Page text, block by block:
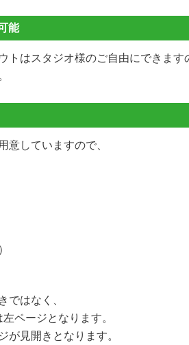
能
トはスタジオ様のご自由にできま
意していますので、
ではなく、
ページとなります。
が見開きとなります。